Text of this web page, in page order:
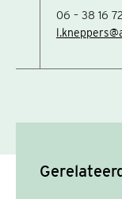
06 – 38 16